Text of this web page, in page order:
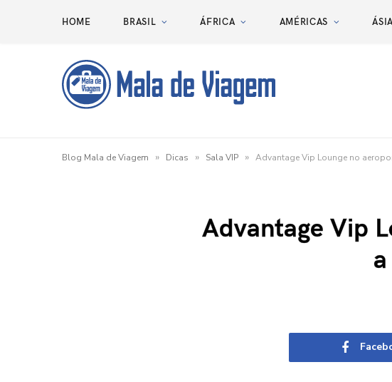
HOME BRASIL ÁFRICA AMÉRICAS ÁSIA
Blog Mala de Viagem » Dicas » Sala VIP » Advantage Vip Lounge no
Advantage Vip